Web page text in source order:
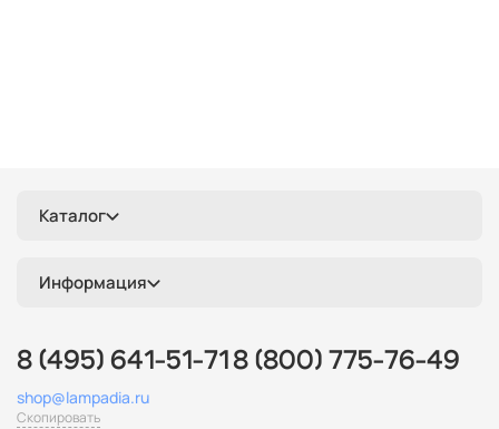
Каталог
Информация
8 (495) 641-51-71 8 (800) 775-76-49
shop@lampadia.ru
Скопировать